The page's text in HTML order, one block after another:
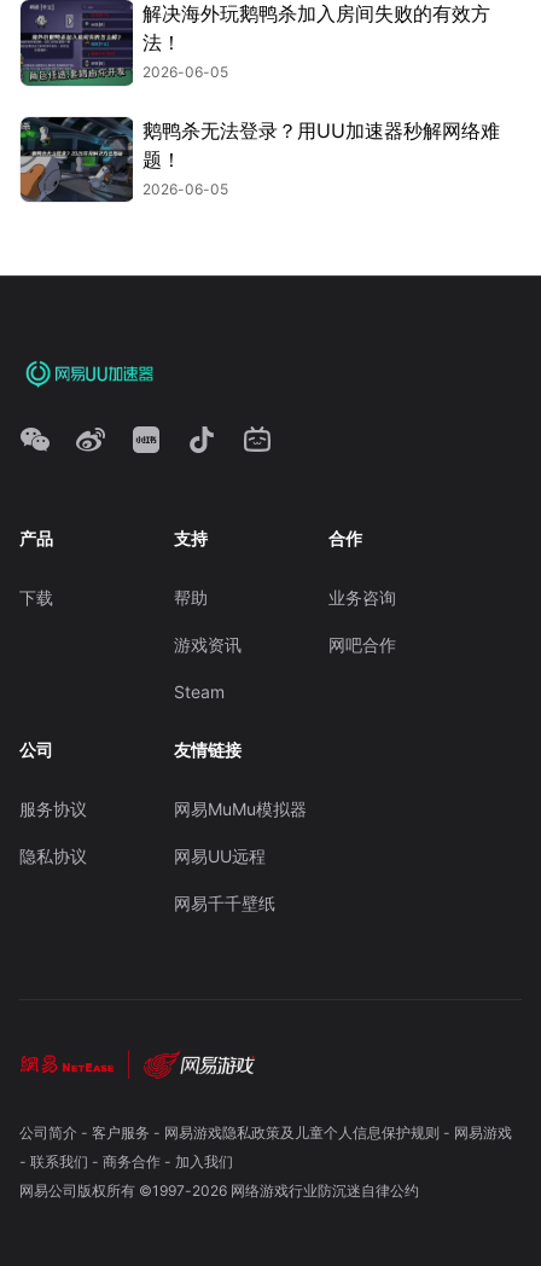
解决海外玩鹅鸭杀加入房间失败的有效方
法！
2026-06-05
鹅鸭杀无法登录？用UU加速器秒解网络难
题！
2026-06-05
产品
下载
支持
帮助
游戏资讯
Steam
合作
业务咨询
网吧合作
公司
服务协议
隐私协议
友情链接
网易MuMu模拟器
网易UU远程
网易千千壁纸
公司简介- 客户服务 - 网易游戏隐私政策及儿童个人信息保护规则 - 网易游戏
- 联系我们 - 商务合作- 加入我们
网易公司版权所有 ©1997-2026 网络游戏行业防沉迷自律公约